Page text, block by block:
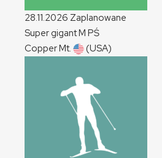
28.11.2026 Zaplanowane
Super gigantM PŚ
Copper Mt.
(USA)